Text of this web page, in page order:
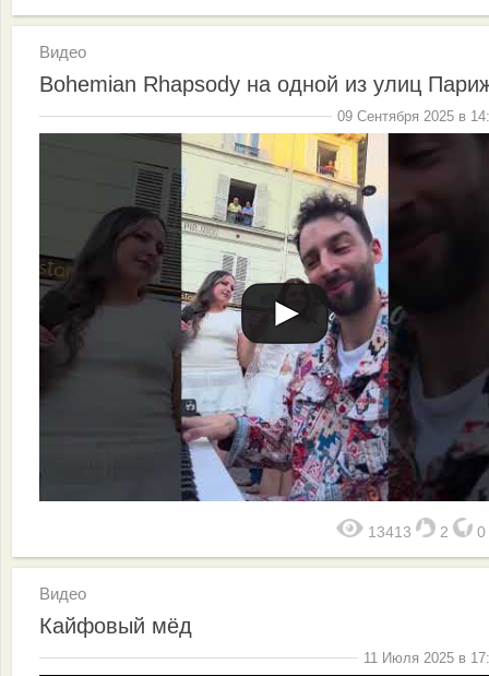
Видео
Bohemian Rhapsody на одной из улиц
09 Сентября 2025 в
13413 2 0
Видео
Кайфовый мёд
11 Июля 2025 в